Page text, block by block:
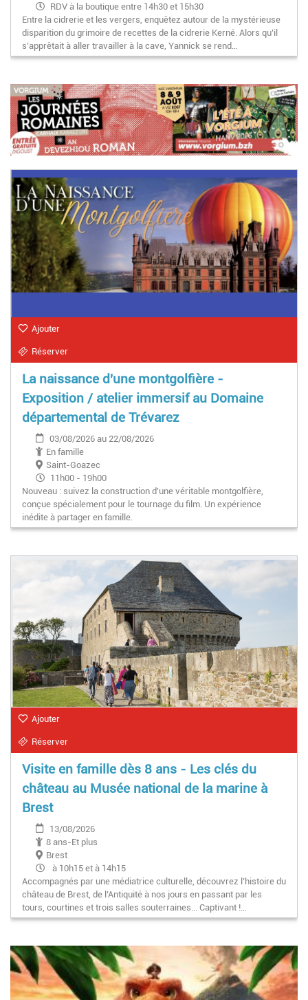
RDV à la boutique entre 14h30 et 15h30
Entre la cidrerie et les vergers, enquêtez autour de la mystérieuse
disparition du grimoire de recettes de la cidrerie Kerné. Alors qu’il
s’apprêtait à aller travailler à la cave, Yannick se rend…
Ajouter
Réserver
La naissance d'une montgolfière -
Exposition / atelier immersif au Domaine
départemental de Trévarez
03/08/2026 au 22/08/2026
En famille
Saint-Goazec
11h00 - 19h00
Nouveau : suivez la construction d'une véritable montgolfière,
conçue spécialement pour le tournage du film. Un expérience
inédite à partager en famille.
Ajouter
Réserver
Visite en famille dès 8 ans - Les clés du
château au Musée national de la marine à
Brest
13/08/2026
8 ans-Et plus
Brest
à 10h15 et à 14h15
Accompagnés par une médiatrice culturelle, découvrez l’histoire du
château de Brest, de l’Antiquité à nos jours en passant par les
tours, courtines et trois salles souterraines... Captivant !…